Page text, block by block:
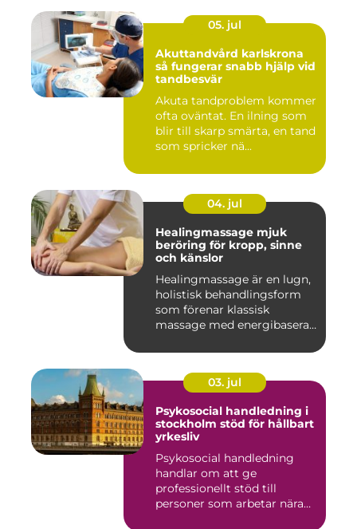
05. jul
Akuttandvård karlskrona
så fungerar snabb hjälp vid
tandbesvär
Akuta tandproblem kommer
ofta oväntat. En ilning som
blir till skarp smärta, en tand
som spricker nä...
04. jul
Healingmassage mjuk
beröring för kropp, sinne
och känslor
Healingmassage är en lugn,
holistisk behandlingsform
som förenar klassisk
massage med energibaserad
03. jul
Psykosocial handledning i
stockholm stöd för hållbart
yrkesliv
Psykosocial handledning
handlar om att ge
professionellt stöd till
personer som arbetar nära